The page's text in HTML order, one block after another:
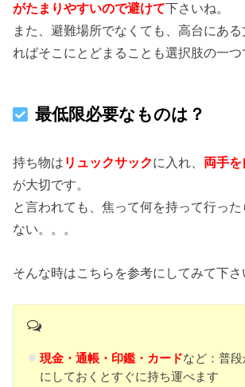
がたまりやすいので避けて下さいね。
また、避難場所でなくても、高台にあ
ればそこにとどまることも選択肢の一つ
最低限必要なものは？
持ち物は リュックサックに入れ、 両手を
が大切です。
と言われても、焦って何を持って行っ
ない。。。
そんな時はこちらを参考にしてみて下さ
現金・通帳・印鑑・カードなど：普
にしておくとすぐに持ち運べます